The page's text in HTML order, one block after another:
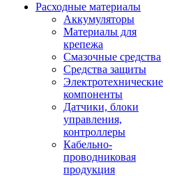
Расходные материалы
Аккумуляторы
Материалы для
крепежа
Смазочные средства
Средства защиты
Электротехнические
компоненты
Датчики, блоки
управления,
контроллеры
Кабельно-
проводниковая
продукция